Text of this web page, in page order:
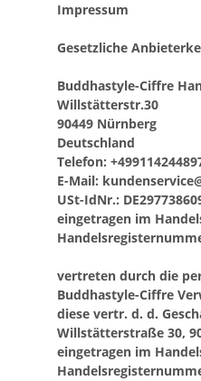
Impressum
Gesetzliche
Buddhastyle-Ciffre
Willstätterstr.30
90449 Nürnberg
Deutschland
Telefon:
E-Mail:
USt-IdNr.:
eingetragen im
vertreten durch die
Buddhastyle-Ciffre
diese vertr. d. d.
Willstätterstraße 30,
eingetragen im